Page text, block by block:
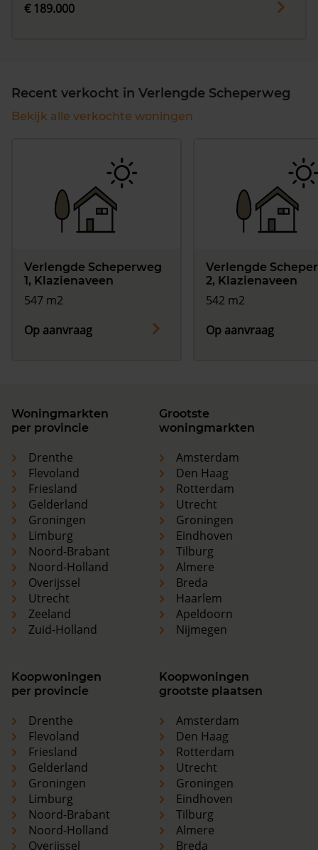
€ 189.000
Recent verkocht in Verlengde Scheperweg
Bekijk alle verkochte woningen
Verlengde Scheperweg
1, Klazienaveen
547 m2
Op aanvraag
Verlengde
2, Klazienaveen
542 m2
Op aanvraag
Woningmarkten
per provincie
Drenthe
Flevoland
Friesland
Gelderland
Groningen
Limburg
Noord-Brabant
Noord-Holland
Overijssel
Utrecht
Zeeland
Zuid-Holland
Grootste
woningmarkten
Amsterdam
Den Haag
Rotterdam
Utrecht
Groningen
Eindhoven
Tilburg
Almere
Breda
Haarlem
Apeldoorn
Nijmegen
Koopwoningen
per provincie
Drenthe
Flevoland
Friesland
Gelderland
Groningen
Limburg
Noord-Brabant
Noord-Holland
Overijssel
Koopwoningen
grootste plaatsen
Amsterdam
Den Haag
Rotterdam
Utrecht
Groningen
Eindhoven
Tilburg
Almere
Breda